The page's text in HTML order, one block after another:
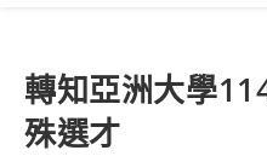
轉知亞洲大學
殊選才